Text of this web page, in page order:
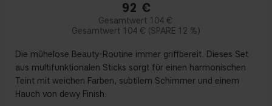
92 €
104 €
104 €
12 %
Die mühelose Beauty-Routine immer griffbereit. Dieses Set
aus multifunktionalen Sticks sorgt für einen harmonischen
Teint mit weichen Farben, subtilem Schimmer und einem
Hauch von dewy Finish.